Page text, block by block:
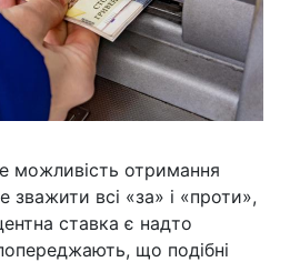
можливість отримання
зважити всі «за» і «проти»,
ставка є надто
що подібні